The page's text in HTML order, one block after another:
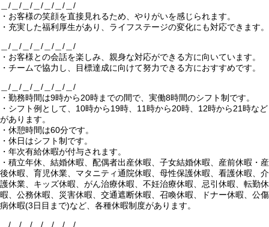
＿/＿/＿/＿/＿/＿/＿/
・お客様の笑顔を直接見れるため、やりがいを感じられます。
・充実した福利厚生があり、ライフステージの変化にも対応できます。
＿/＿/＿/＿/＿/＿/＿/
・お客様との会話を楽しみ、親身な対応ができる方に向いています。
・チームで協力し、目標達成に向けて努力できる方におすすめです。
＿/＿/＿/＿/＿/＿/＿/
・勤務時間は9時から20時までの間で、実働8時間のシフト制です。
・シフト例として、10時から19時、11時から20時、12時から21時など
があります。
・休憩時間は60分です。
・休日はシフト制です。
・年次有給休暇が付与されます。
・積立年休、結婚休暇、配偶者出産休暇、子女結婚休暇、産前休暇・産
後休暇、育児休業、マタニティ通院休暇、母性保護休暇、看護休暇、介
護休業、キッズ休暇、がん治療休暇、不妊治療休暇、忌引休暇、転勤休
暇、公務休暇、災害休暇、交通遮断休暇、召喚休暇、ドナー休暇、公傷
病休暇(3日目まで)など、各種休暇制度があります。
＿/＿/＿/＿/＿/＿/＿/